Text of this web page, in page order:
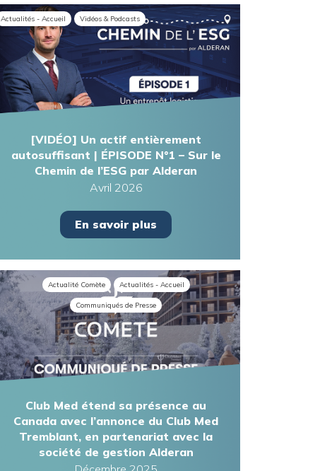
Actualités - Accueil Vidéos & Podcasts
[VIDÉO] Un actif entièrement
autosuffisant | ÉPISODE N°1 – Sur le
Chemin de l’ESG par Alderan
Avril 2026
En savoir plus
Actualité Comète Actualités - Accueil
Communiqués de Presse
Club Med étend sa présence au
Canada avec l’annonce du Club Med
Tremblant, en partenariat avec la
société de gestion Alderan